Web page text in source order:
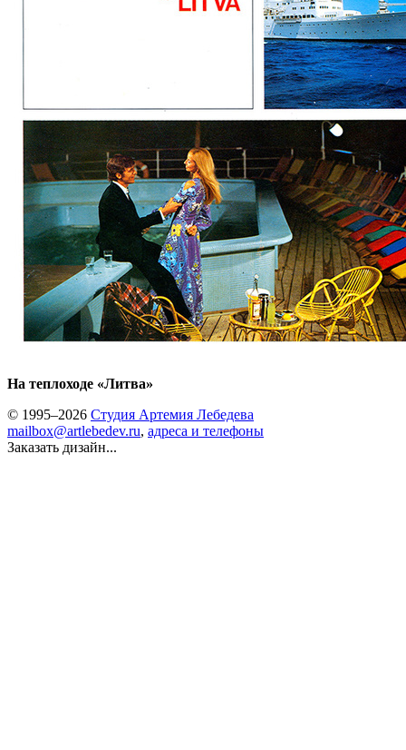
На теплоходе «Литва»
© 1995–2026 Студия Артемия Лебедева
mailbox@artlebedev.ru, адреса и телефоны
Заказать дизайн...